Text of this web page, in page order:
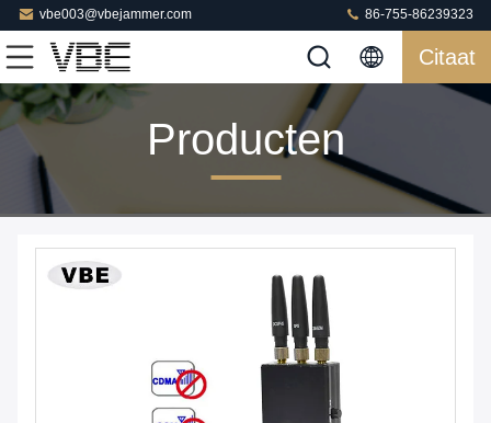
vbe003@vbejammer.com 86-755-86239323
Citaat
Producten